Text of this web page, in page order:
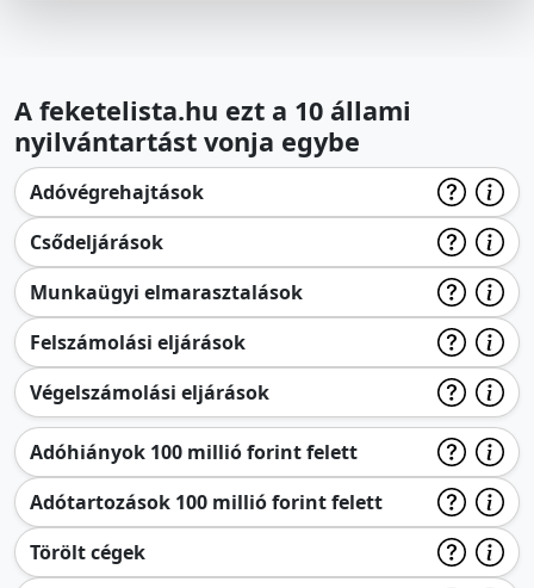
A feketelista.hu ezt a 10 állami
nyilvántartást vonja egybe
Adóvégrehajtások
Csődeljárások
Munkaügyi elmarasztalások
Felszámolási eljárások
Végelszámolási eljárások
Adóhiányok 100 millió forint felett
Adótartozások 100 millió forint felett
Törölt cégek